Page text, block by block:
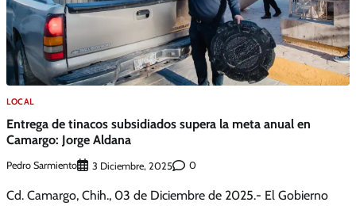
LOCAL
Entrega de tinacos subsidiados supera la meta anual en
Camargo: Jorge Aldana
Pedro Sarmiento 3 Diciembre, 2025 0
Cd. Camargo, Chih., 03 de Diciembre de 2025.- El Gobierno